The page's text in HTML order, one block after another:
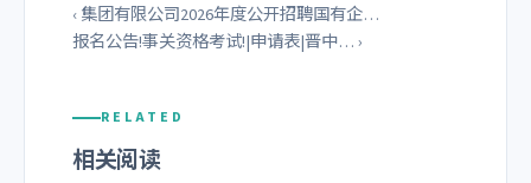
‹ 集团有限公司2026年度公开招聘国有企…
报名公告!事关资格考试!|申请表|晋中… ›
RELATED
相关阅读